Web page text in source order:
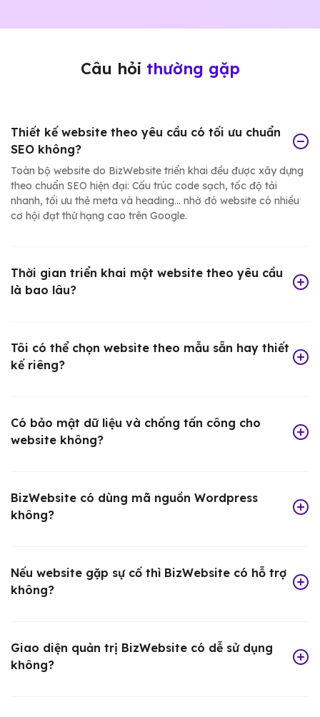
Câu hỏi thường gặp
Thiết kế website theo yêu cầu có tối ưu chuẩn
SEO không?
Toàn bộ website do BizWebsite triển khai đều được xây dựng
theo chuẩn SEO hiện đại: Cấu trúc code sạch, tốc độ tải
nhanh, tối ưu thẻ meta và heading... nhờ đó website có nhiều
cơ hội đạt thứ hạng cao trên Google.
Thời gian triển khai một website theo yêu cầu
là bao lâu?
Tôi có thể chọn website theo mẫu sẵn hay thiết
kế riêng?
Có bảo mật dữ liệu và chống tấn công cho
website không?
BizWebsite có dùng mã nguồn Wordpress
không?
Nếu website gặp sự cố thì BizWebsite có hỗ trợ
không?
Giao diện quản trị BizWebsite có dễ sử dụng
không?